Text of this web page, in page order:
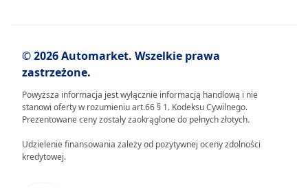
© 2026 Automarket. Wszelkie prawa
zastrzeżone.
Powyższa informacja jest wyłącznie informacją handlową i nie
stanowi oferty w rozumieniu art.66 § 1. Kodeksu Cywilnego.
Prezentowane ceny zostały zaokrąglone do pełnych złotych.
Udzielenie finansowania zależy od pozytywnej oceny zdolności
kredytowej.